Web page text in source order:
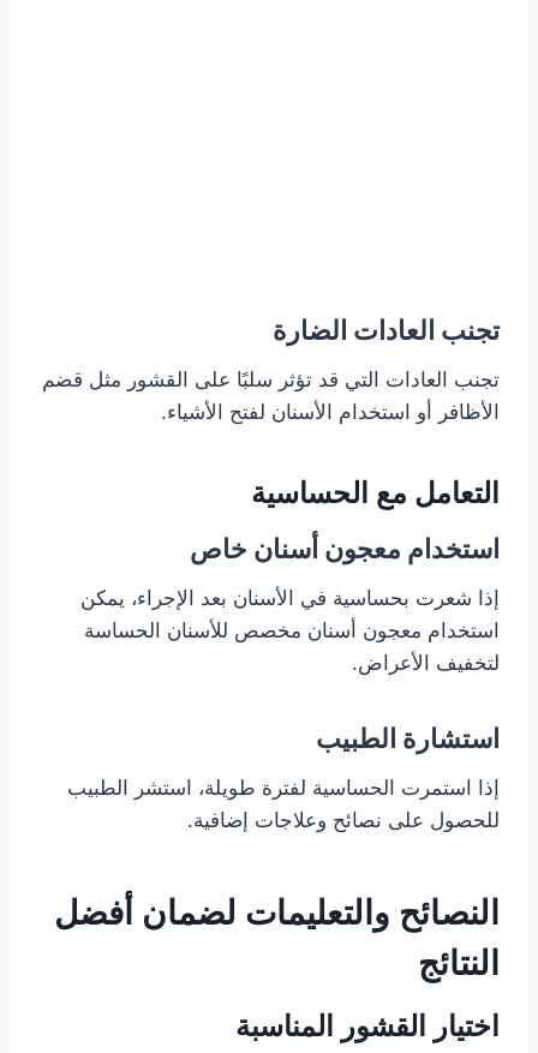
تجنب العادات الضارة
تجنب العادات التي قد تؤثر سلبًا على القشور مثل قضم
الأظافر أو استخدام الأسنان لفتح الأشياء.
التعامل مع الحساسية
استخدام معجون أسنان خاص
إذا شعرت بحساسية في الأسنان بعد الإجراء، يمكن
استخدام معجون أسنان مخصص للأسنان الحساسة
لتخفيف الأعراض.
استشارة الطبيب
إذا استمرت الحساسية لفترة طويلة، استشر الطبيب
للحصول على نصائح وعلاجات إضافية.
النصائح والتعليمات لضمان أفضل
النتائج
اختيار القشور المناسبة